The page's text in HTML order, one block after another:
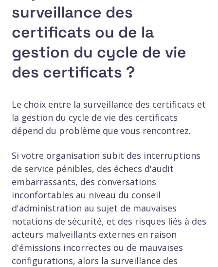
surveillance des
certificats ou de la
gestion du cycle de vie
des certificats ?
Le choix entre la surveillance des certificats et
la gestion du cycle de vie des certificats
dépend du problème que vous rencontrez.
Si votre organisation subit des interruptions
de service pénibles, des échecs d'audit
embarrassants, des conversations
inconfortables au niveau du conseil
d'administration au sujet de mauvaises
notations de sécurité, et des risques liés à des
acteurs malveillants externes en raison
d'émissions incorrectes ou de mauvaises
configurations, alors la surveillance des